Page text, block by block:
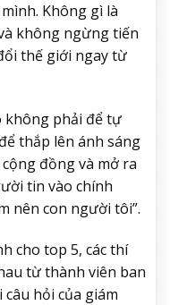
Không gì là
không ngừng tiến
thế giới ngay từ
không phải để tự
thắp lên ánh sáng
đồng và mở ra
tin vào chính
nên con người tôi”.
cho top 5, các thí
từ thành viên ban
hỏi của giám